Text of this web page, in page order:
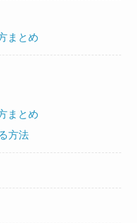
まとめ
まとめ
方法